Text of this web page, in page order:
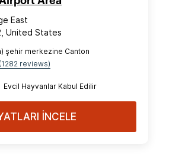
East
United States
şehir merkezine Canton
(1282 reviews)
Evcil Hayvanlar Kabul Edilir
İNCELE